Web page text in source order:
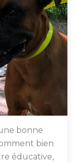
bonne
bien
éducative,